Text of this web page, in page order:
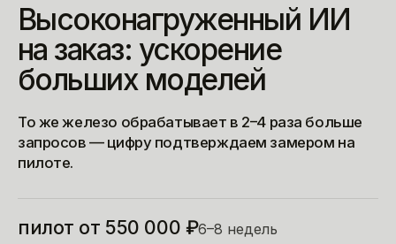
Высоконагруженный ИИ
на заказ: ускорение
больших моделей
То же железо обрабатывает в 2–4 раза больше
запросов — цифру подтверждаем замером на
пилоте.
пилот от 550 000 ₽6–8 недель